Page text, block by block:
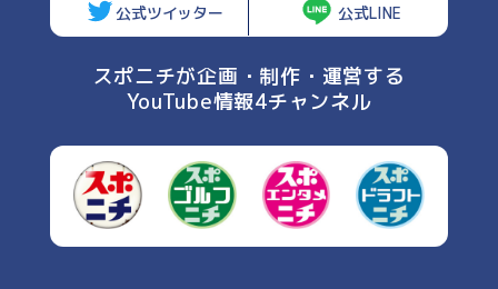
公式ツイッター 公式LINE
スポニチが企画・制作・運営する
YouTube情報4チャンネル